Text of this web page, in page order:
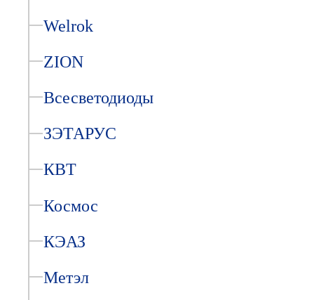
Welrok
ZION
Всесветодиоды
ЗЭТАРУС
КВТ
Космос
КЭАЗ
Метэл